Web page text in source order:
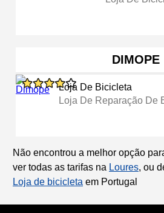
DIMOPE
Loja De Bicicleta
Loja De Reparação De
Não encontrou a melhor opção
ver todas as tarifas na Loures, ou
Loja de bicicleta em Portugal